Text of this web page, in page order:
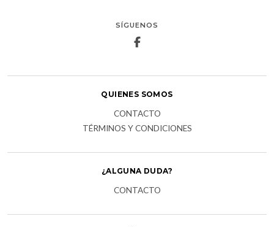
SÍGUENOS
QUIENES SOMOS
CONTACTO
TÉRMINOS Y CONDICIONES
¿ALGUNA DUDA?
CONTACTO